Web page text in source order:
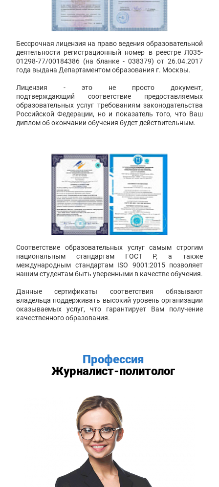
Бессрочная лицензия на право ведения образовательной
деятельности регистрационный номер в реестре Л035-
01298-77/00184386 (на бланке - 038379) от 26.04.2017
года выдана Департаментом образования г. Москвы.
Лицензия - это не просто документ,
подтверждающий соответствие предоставляемых
образовательных услуг требованиям законодательства
Российской Федерации, но и показатель того, что Ваш
диплом об окончании обучения будет действительным.
Соответствие образовательных услуг самым строгим
национальным стандартам ГОСТ Р, а также
международным стандартам ISO 9001:2015 позволяет
нашим студентам быть уверенными в качестве обучения.
Данные сертификаты соответствия обязывают
владельца поддерживать высокий уровень организации
оказываемых услуг, что гарантирует Вам получение
качественного образования.
Профессия
Журналист-политолог